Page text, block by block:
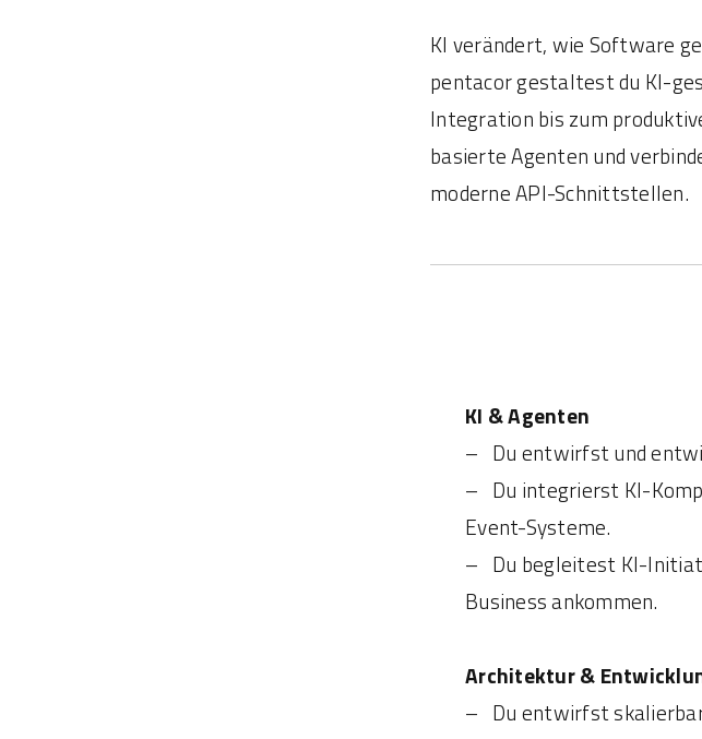
KI verändert, wie Software
pentacor gestaltest du KI-
Integration bis zum
basierte Agenten und
moderne API-Schnittstellen.
KI & Agenten
– Du entwirfst und
– Du integrierst KI-
Event-Systeme.
– Du begleitest KI-
Business ankommen.
Architektur &
– Du entwirfst